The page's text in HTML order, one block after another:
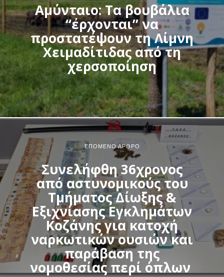
Αμύνταιο: Τα βουβάλια
“έρχονται” να
προστατέψουν τη Λίμνη
Χειμαδίτιδας από τη
χερσοποίηση
ΕΠΌΜΕΝΟ ΆΡΘΡΟ
Συνελήφθη 36χρονος
από αστυνομικούς του
Τμήματος Δίωξης &
Εξιχνίασης Εγκλημάτων
Κοζάνης για κατοχή
ναρκωτικών ουσιών και
παράβαση της
νομοθεσίας περί όπλων